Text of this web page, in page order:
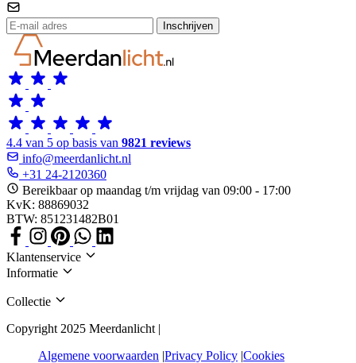
Inschrijven
4.4 van 5 op basis van 9821 reviews
info@meerdanlicht.nl
+31 24-2120360
Bereikbaar op maandag t/m vrijdag van 09:00 - 17:00
KvK: 88869032
BTW: 851231482B01
Klantenservice
Informatie
Collectie
Copyright 2025 Meerdanlicht |
Algemene voorwaarden Privacy Policy Cookies